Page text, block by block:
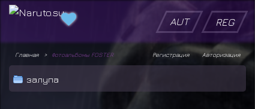
AUT REG
Главная Фотоальбомы FOSTER Авторизация
Регистрация
залупа